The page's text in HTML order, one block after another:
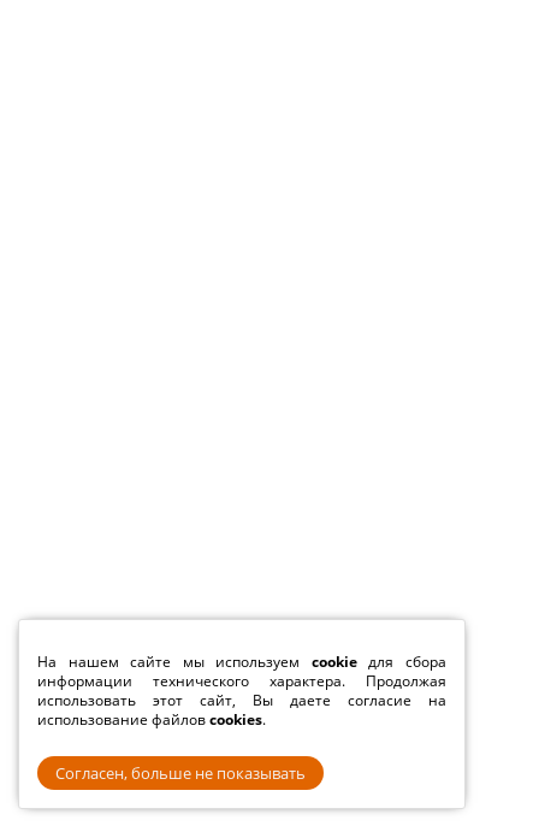
На нашем сайте мы используем cookieдля сбора
информации технического характера. Продолжая
использовать этот сайт, Вы даете согласие на
использование файловcookies.
Согласен, больше не показывать